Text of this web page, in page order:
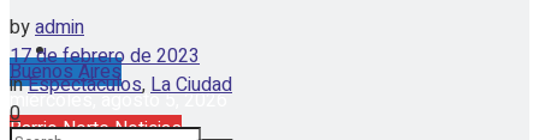
Buenos Aires
miércoles, agosto 5, 2026
Barrio Norte Noticias
byadmin
17 de febrero de 2023
inEspectáculos,La Ciudad
0